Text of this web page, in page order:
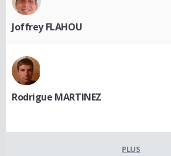
Joffrey FLAHOU
Rodrigue MARTINEZ
PLUS